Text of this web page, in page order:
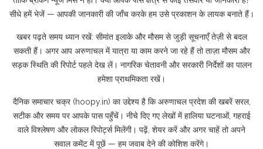
सीधे हमें भेजें — आपकी जानकारी की जाँच करके हम उसे प्रकाशन के लायक बनाते हैं।
खबर पढ़ते समय ध्यान रखें: सीमांत इलाके और मौसम से जुड़ी सूचनाएँ तेज़ी से बदल
सकती हैं। अगर आप अरुणाचल में यात्रा या काम करने जा रहे हैं तो ताज़ा मौसम और
सड़क स्थिति की रिपोर्ट पहले देख लें। नागरिक चेतावनी और सरकारी निर्देशों का पालन
हमेशा प्राथमिकता रखें।
दैनिक समाचार चक्र (hoopy.in) का उद्देश्य है कि अरुणाचल प्रदेश की खबरें सरल,
सटीक और समय पर आपके पास पहुँचें। नीचे दिए गए लेखों में हालिया घटनाओं, गहराई
वाले विश्लेषण और लोकल रिपोर्ट्स मिलेंगी। पढ़ें, शेयर करें और अगर चाहें तो अपने
सवाल कमेंट में पूछें — हम जवाब देने की कोशिश करेंगे।